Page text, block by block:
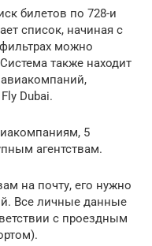
билетов по 728-и
список, начиная с
можно
также находит
Dubai.
5
агентствам.
на почту, его нужно
Все личные данные
с проездным